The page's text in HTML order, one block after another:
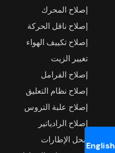
English
إصلاح المحرك
إصلاح ناقل الحركة
إصلاح تكييف الهواء
تغيير الزيت
إصلاح الفرامل
إصلاح نظام التعليق
إصلاح علبة التروس
إصلاح الرادياتير
محل الإطارات